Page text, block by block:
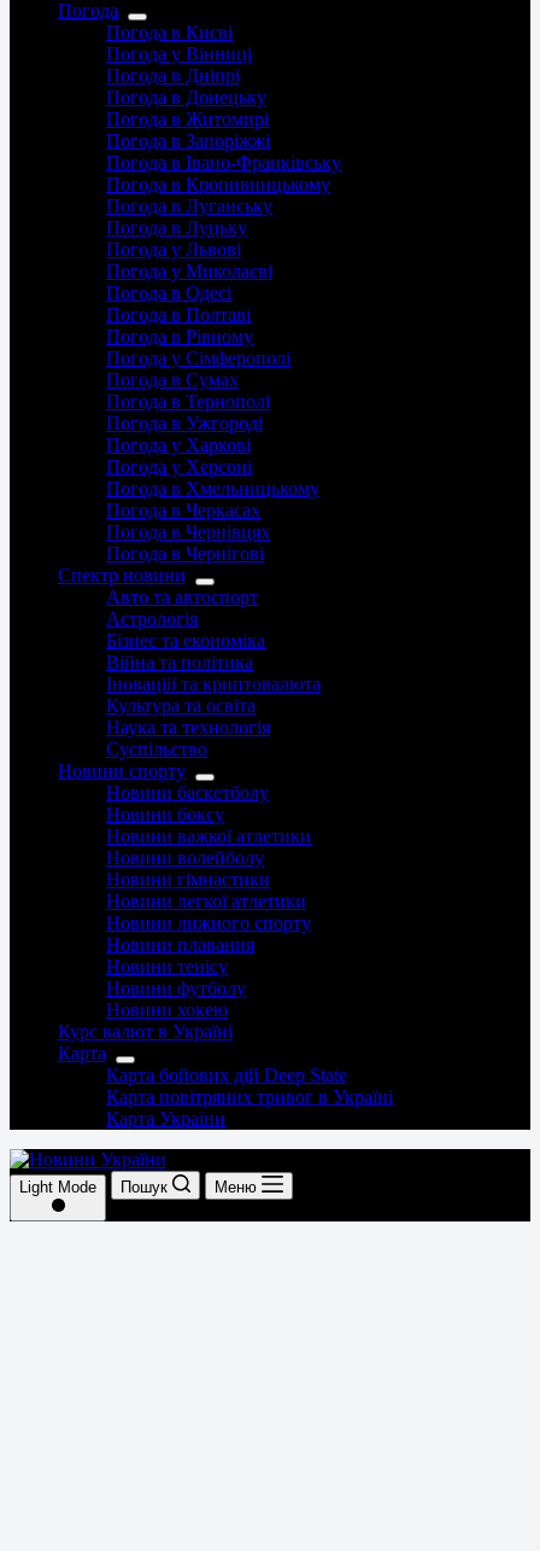
Погода
Погода в Києві
Погода у Вінниці
Погода в Дніпрі
Погода в Донецьку
Погода в Житомирі
Погода в Запоріжжі
Погода в Івано-Франківську
Погода в Кропивницькому
Погода в Луганську
Погода в Луцьку
Погода у Львові
Погода у Миколаєві
Погода в Одесі
Погода в Полтаві
Погода в Рівному
Погода у Сімферополі
Погода в Сумах
Погода в Тернополі
Погода в Ужгороді
Погода у Харкові
Погода у Херсоні
Погода в Хмельницькому
Погода в Черкасах
Погода в Чернівцях
Погода в Чернігові
Спектр новини
Авто та автоспорт
Астрологія
Бізнес та економіка
Війна та політика
Іноваціії та криптовалюта
Культура та освіта
Наука та технологія
Суспільство
Новини спорту
Новини баскетболу
Новини боксу
Новини важкої атлетики
Новини волейболу
Новини гімнастики
Новини легкої атлетики
Новини лижного спорту
Новини плавання
Новини тенісу
Новини футболу
Новини хокею
Курс валют в Україні
Карта
Карта бойових дій Deep State
Карта повітряних тривог в Україні
Карта України
Light Mode Пошук Меню